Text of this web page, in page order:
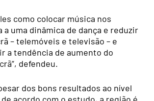
como colocar música nos
a uma dinâmica de dança e reduzir
– telemóveis e televisão – e
a tendência de aumento do
defendeu.
dos bons resultados ao nível